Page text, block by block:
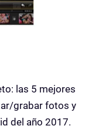
las 5 mejores
grabar fotos y
del año 2017.